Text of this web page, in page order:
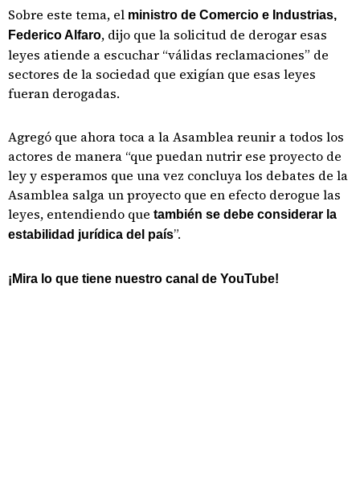
Sobre este tema, el ministro de Comercio e Industrias,
Federico Alfaro, dijo que la solicitud de derogar esas
leyes atiende a escuchar “válidas reclamaciones” de
sectores de la sociedad que exigían que esas leyes
fueran derogadas.
Agregó que ahora toca a la Asamblea reunir a todos los
actores de manera “que puedan nutrir ese proyecto de
ley y esperamos que una vez concluya los debates de la
Asamblea salga un proyecto que en efecto derogue las
leyes, entendiendo que también se debe considerar la
estabilidad jurídica del país”.
¡Mira lo que tiene nuestro canal de YouTube!